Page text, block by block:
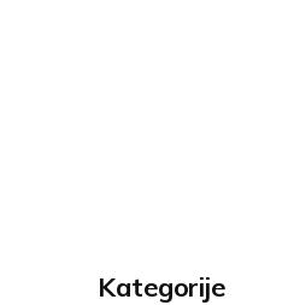
Kategorije